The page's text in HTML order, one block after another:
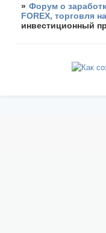
» Форум о
FOREX, торговля
инвестиционный